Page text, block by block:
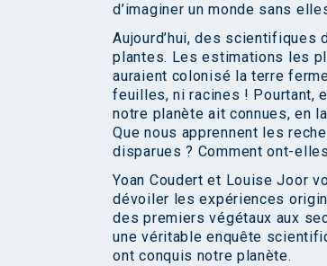
d’imaginer un monde sans
Aujourd’hui, des
plantes. Les estimations les
auraient colonisé la terre
feuilles, ni racines ! Pourtant,
notre planète ait connues, en
Que nous apprennent les
disparues ? Comment ont-
Yoan Coudert et Louise Joor
dévoiler les expériences
des premiers végétaux aux
une véritable enquête
ont conquis notre planète.